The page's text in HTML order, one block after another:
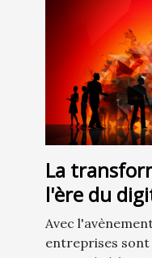
La
l'ère du
Avec
entreprises